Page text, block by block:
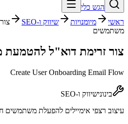
הגש כלי
ראשי
מיומנויות שיווק ו-SEO
משתמשים
צור זרימת דוא"ל
Create User Onboarding Email Flow
בינונישיווק ו-SEO
עיצוב רצפי אימיילים להפעלת משתמשים